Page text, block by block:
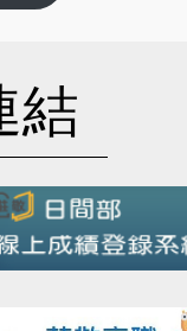
結